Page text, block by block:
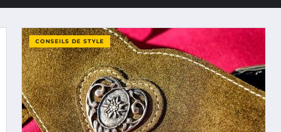
CONSEILS DE STYLE